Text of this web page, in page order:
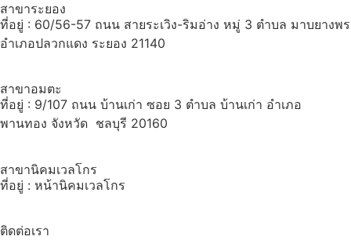
สาขาระยอง
ที่อยู่ : 60/56-57 ถนน สายระเวิง-ริมอ่าง หมู่ 3 ตำบล มาบยางพร
อำเภอปลวกแดง ระยอง 21140
สาขาอมตะ
ที่อยู่ : 9/107 ถนน บ้านเก่า ซอย 3 ตำบล บ้านเก่า อำเภอ
พานทอง จังหวัด ชลบุรี 20160
สาขานิคมเวลโกร
ที่อยู่ : หน้านิคมเวลโกร
ติดต่อเรา